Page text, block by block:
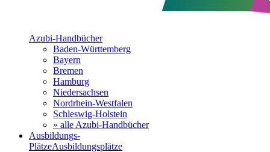
Azubi-Handbücher
Baden-Württemberg
Bayern
Bremen
Hamburg
Niedersachsen
Nordrhein-Westfalen
Schleswig-Holstein
» alle Azubi-Handbücher
Ausbildungs-
PlätzeAusbildungsplätze